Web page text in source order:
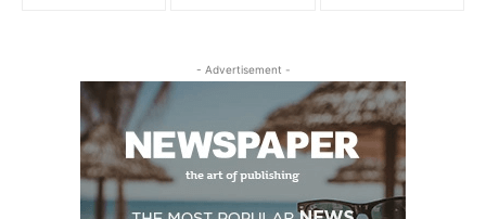
- Advertisement -